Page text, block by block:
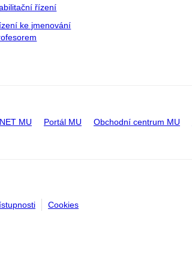
řízení
ke jmenování
MU Portál MU Obchodní centrum MU
Cookies